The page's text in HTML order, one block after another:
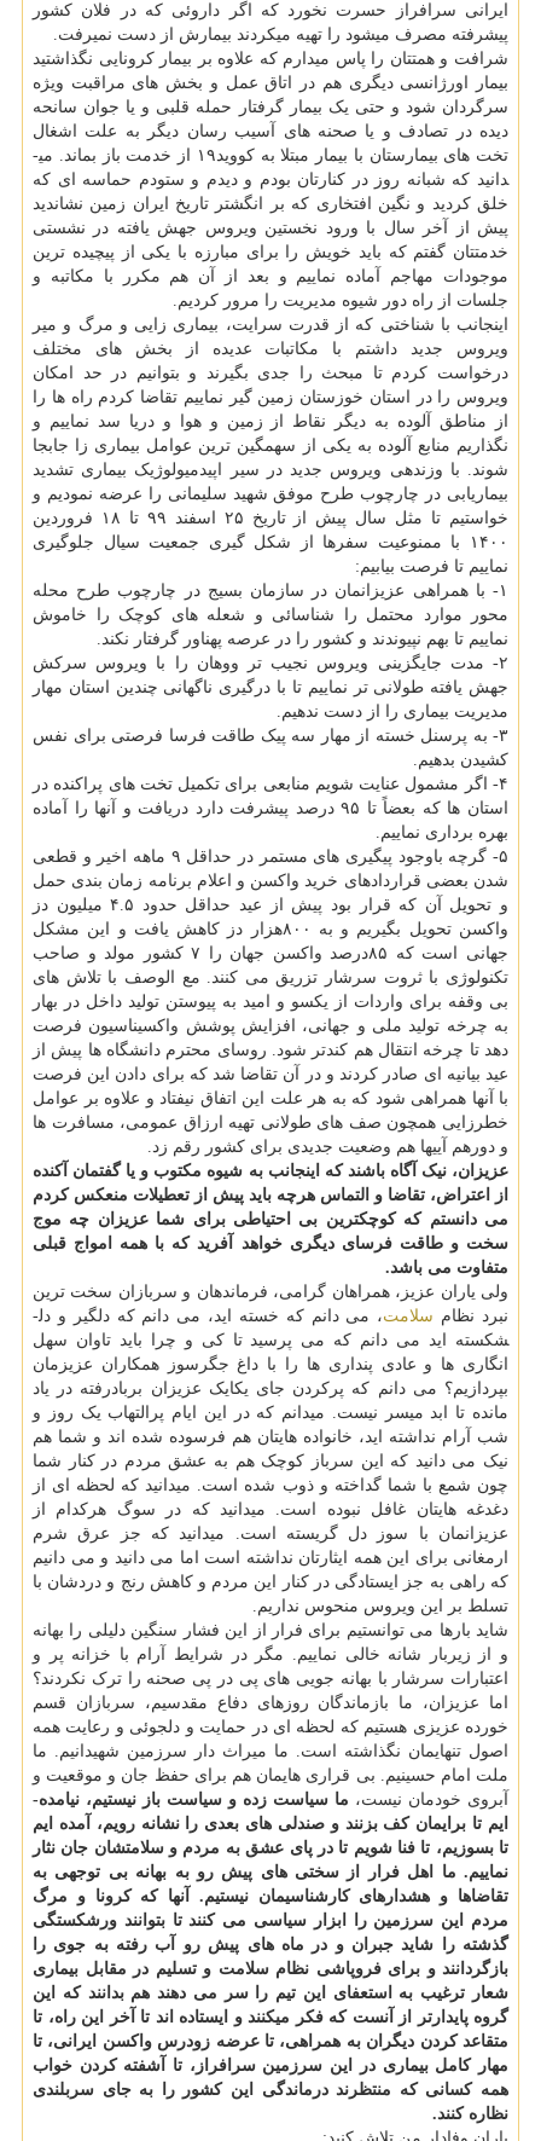
ایرانی سرافراز حسرت نخورد که اگر داروئی که در فلان کشور
پیشرفته مصرف می­شود را تهیه می­کردند بیمارش از دست نمی­رفت.
شرافت و همتتان را پاس می­دارم که علاوه بر بیمار کرونایی نگذاشتید
بیمار اورژانسی دیگری هم در اتاق عمل­ و بخش­ های مراقبت ویژه
سرگردان شود و حتی یک بیمار گرفتار حمله قلبی و یا جوان سانحه
دیده در تصادف و یا صحنه­ های آسیب­ رسان دیگر به علت اشغال
تخت­ های بیمارستان با بیمار مبتلا به کووید۱۹ از خدمت باز بماند. می­
دانید که شبانه­ روز در کنارتان بودم و دیدم و ستودم حماسه­ ای که
خلق کردید و نگین افتخاری که بر انگشتر تاریخ ایران زمین نشاندید
پیش از آخر سال با ورود نخستین ویروس جهش یافته در نشستی
خدمتتان گفتم که باید خویش را برای مبارزه با یکی از پیچیده­ ترین
موجودات مهاجم آماده نماییم و بعد از آن هم مکرر با مکاتبه و
جلسات از راه دور شیوه مدیریت را مرور کردیم.
اینجانب با شناختی که از قدرت سرایت، بیماری زایی و مرگ و میر
ویروس جدید داشتم با مکاتبات عدیده از بخش­ های مختلف
درخواست کردم تا مبحث را جدی بگیرند و بتوانیم در حد امکان
ویروس را در استان خوزستان زمین­ گیر نماییم تقاضا کردم راه ها را
از مناطق آلوده به دیگر نقاط از زمین و هوا و دریا سد نماییم و
نگذاریم منابع آلوده به یکی از سهمگین­ ترین عوامل بیماری زا جابجا
شوند. با وزن­دهی ویروس جدید در سیر اپیدمیولوژیک بیماری تشدید
بیماریابی در چارچوب طرح موفق شهید سلیمانی را عرضه نمودیم و
خواستیم تا مثل سال پیش از تاریخ ۲۵ اسفند ۹۹ تا ۱۸ فروردین
۱۴۰۰ با ممنوعیت سفرها از شکل­ گیری جمعیت سیال جلوگیری
نماییم تا فرصت بیابیم:
۱- با همراهی عزیزانمان در سازمان بسیج در چارچوب طرح محله
محور موارد محتمل را شناسائی و شعله­ های کوچک را خاموش
نماییم تا بهم نپیوندند و کشور را در عرصه پهناور گرفتار نکند.
۲- مدت جایگزینی ویروس نجیب­ تر ووهان را با ویروس سرکش
جهش یافته طولانی­ تر نماییم تا با درگیری ناگهانی چندین استان مهار
مدیریت بیماری را از دست ندهیم.
۳- به پرسنل خسته از مهار سه پیک طاقت­ فرسا فرصتی برای نفس
کشیدن بدهیم.
۴- اگر مشمول عنایت شویم منابعی برای تکمیل تخت­ های پراکنده در
استان­ ها که بعضاً تا ۹۵ درصد پیشرفت دارد دریافت و آنها را آماده
بهره ­برداری نماییم.
۵- گرچه باوجود پیگیری ­های مستمر در حداقل ۹ ماهه اخیر و قطعی
شدن بعضی قراردادهای خرید واکسن و اعلام برنامه زمان­ بندی حمل
و تحویل آن که قرار بود پیش از عید حداقل حدود ۴.۵ میلیون دز
واکسن تحویل بگیریم و به ۸۰۰هزار دز کاهش یافت و این مشکل
جهانی است که ۸۵درصد واکسن جهان را ۷ کشور مولد و صاحب
تکنولوژی با ثروت سرشار تزریق می­ کنند. مع­ الوصف با تلاش­ های
بی وقفه برای واردات از یکسو و امید به پیوستن تولید داخل در بهار
به چرخه تولید ملی و جهانی، افزایش پوشش واکسیناسیون فرصت
دهد تا چرخه انتقال هم کندتر شود. روسای محترم دانشگاه ­ها پیش از
عید بیانیه­ ای صادر کردند و در آن تقاضا شد که برای دادن این فرصت
با آنها همراهی شود که به هر علت این اتفاق نیفتاد و علاوه بر عوامل
خطرزایی همچون صف­ های طولانی تهیه ارزاق عمومی، مسافرت­ ها
و دورهم­ آیی­ها هم وضعیت جدیدی برای کشور رقم زد.
عزیزان، نیک آگاه باشند که اینجانب به شیوه مکتوب و یا گفتمان آکنده
از اعتراض، تقاضا و التماس هرچه باید پیش از تعطیلات منعکس کردم
می دانستم که کوچکترین بی احتیاطی برای شما عزیزان چه موج
سخت و طاقت فرسای دیگری خواهد آفرید که با همه امواج قبلی
متفاوت می باشد.
ولی یاران عزیز، همراهان گرامی، فرماندهان و سربازان سخت ترین
نبرد نظام سلامت، می دانم که خسته­ اید، می دانم که دلگیر و دل­
شکسته­ اید می دانم که می پرسید تا کی و چرا باید تاوان سهل
انگاری­ ها و عادی­ پنداری­ ها را با داغ جگرسوز همکاران عزیزمان
بپردازیم؟ می دانم که پرکردن جای یکایک عزیزان بربادرفته در یاد
مانده تا ابد میسر نیست. می­دانم که در این ایام پرالتهاب یک روز و
شب آرام نداشته­ اید، خانواده­ هایتان هم فرسوده شده­ اند و شما هم
نیک می­ دانید که این سرباز کوچک هم به عشق مردم در کنار شما
چون شمع با شما گداخته و ذوب شده است. می­دانید که لحظه ای از
دغدغه­ هایتان غافل نبوده است. می­دانید که در سوگ هرکدام از
عزیزانمان با سوز دل گریسته است. می­دانید که جز عرق شرم
ارمغانی برای این­ همه ایثارتان نداشته است اما می دانید و می دانیم
که راهی به جز ایستادگی در کنار این مردم و کاهش رنج و دردشان با
تسلط بر این ویروس منحوس نداریم.
شاید بارها می توانستیم برای فرار از این فشار سنگین دلیلی را بهانه
و از زیربار شانه خالی نماییم. مگر در شرایط آرام با خزانه پر و
اعتبارات سرشار با بهانه جویی های پی در پی صحنه را ترک نکردند؟
اما عزیزان، ما بازماندگان روزهای دفاع مقدسیم، سربازان قسم
خورده عزیزی هستیم که لحظه­ ای در حمایت و دلجوئی و رعایت همه
اصول تنهایمان نگذاشته است. ما میراث­ دار سرزمین شهیدانیم. ما
ملت امام حسینیم. بی قراری هایمان هم برای حفظ جان و موقعیت و
آبروی خودمان نیست، ما سیاست زده و سیاست باز نیستیم، نیامده­
ایم تا برایمان کف بزنند و صندلی­ های بعدی را نشانه رویم، آمده­ ایم
تا بسوزیم، تا فنا شویم تا در پای عشق به مردم و سلامتشان جان نثار
نماییم. ما اهل فرار از سختی­ های پیش­ رو به بهانه بی­ توجهی به
تقاضاها و هشدارهای کارشناسی­مان نیستیم. آنها که کرونا و مرگ
مردم این سرزمین را ابزار سیاسی می­ کنند تا بتوانند ورشکستگی
گذشته را شاید جبران و در ماه های پیش رو آب رفته به جوی را
بازگردانند و برای فروپاشی نظام سلامت و تسلیم در مقابل بیماری
شعار ترغیب به استعفای این تیم را سر می­ دهند هم بدانند که این
گروه پایدارتر از آنست که فکر می­کنند و ایستاده­ اند تا آخر این راه، تا
متقاعد کردن دیگران به همراهی، تا عرضه زودرس واکسن ایرانی، تا
مهار کامل بیماری در این سرزمین سرافراز، تا آشفته کردن خواب
همه کسانی که منتظرند درماندگی این کشور را به جای سربلندی
نظاره کنند.